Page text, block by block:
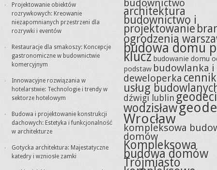
Projektowanie obiektów
rozrywkowych: Kreowanie
niezapomnianych przestrzeni dla
rozrywki i eventów
Restauracje dla smakoszy: Koncepcje
gastronomiczne w budownictwie
komercyjnym
Innowacyjne rozwiązania w
hotelarstwie: Technologie i trendy w
sektorze hotelowym
Budowa i projektowanie konstrukcji
dachowych: Estetyka i funkcjonalność
w architekturze
Gotycka architektura: Majestatyczne
katedry i wzniosłe zamki
budownictwo
architektura
budownictwo i
projektowanie
ogrodzenia
budowa domu
klucz budowanie domu
podstaw budowlanka i
deweloperka cennik
usług
dźwigi lublingeodeci
wodzisław
Wrocław
kompleksowa
domów
Kompleksowa
budowa domów
Trójmiasto